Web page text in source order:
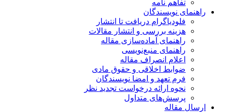
تفاهم نامه
راهنمای نویسندگان
فلودیاگرام دریافت تا انتشار
هزینه بررسی و انتشار مقالات
راهنمای آماده‌سازی مقاله
راهنمای منبع‌نویسی
اعلام انصراف مقاله
ضوابط اخلاقی و حقوق مادی
فرم تعهد و امضا نویسندگان
نحوه ارائه درخواست تجدید نظر
پرسش‌های متداول
ارسال مقاله